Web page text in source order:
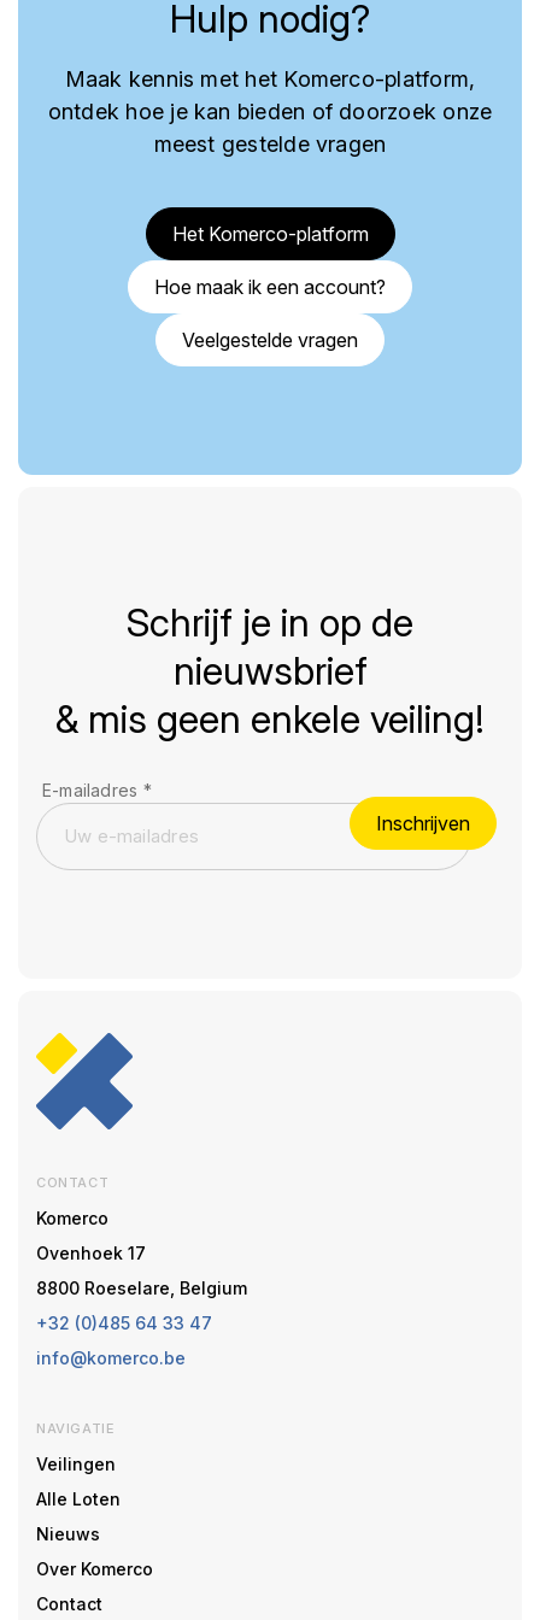
Hulp nodig?
Maak kennis met het Komerco-platform,
ontdek hoe je kan bieden of doorzoek onze
meest gestelde vragen
Het Komerco-platform
Hoe maak ik een account?
Veelgestelde vragen
Schrijf je in op de
nieuwsbrief
& mis geen enkele veiling!
E-mailadres *
Inschrijven
CONTACT
Komerco
Ovenhoek 17
8800 Roeselare, Belgium
+32 (0)485 64 33 47
info@komerco.be
NAVIGATIE
Veilingen
Alle Loten
Nieuws
Over Komerco
Contact